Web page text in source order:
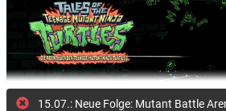
15.07.: Neue Folge: Mutant Battle